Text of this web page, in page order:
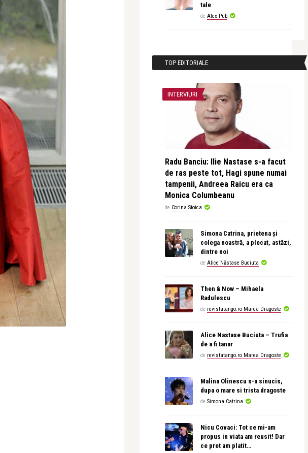
tale
de Alex Pub
TOP EDITORIALE
INTERVIURI
Radu Banciu: Ilie Nastase s-a facut
de ras peste tot, Hagi spune numai
tampenii, Andreea Raicu era ca
Monica Columbeanu
de Corina Stoica
Simona Catrina, prietena și
colega noastră, a plecat, astăzi,
dintre noi
de Alice Năstase Buciuta
Then & Now – Mihaela
Radulescu
de revistatango.ro Marea Dragoste
Alice Nastase Buciuta – Trufia
de a fi tanar
de revistatango.ro Marea Dragoste
Malina Olinescu s-a sinucis,
dupa o mare si trista dragoste
de Simona Catrina
Nicu Covaci: Tot ce mi-am
propus in viata am reusit! Dar
ce pret am platit…